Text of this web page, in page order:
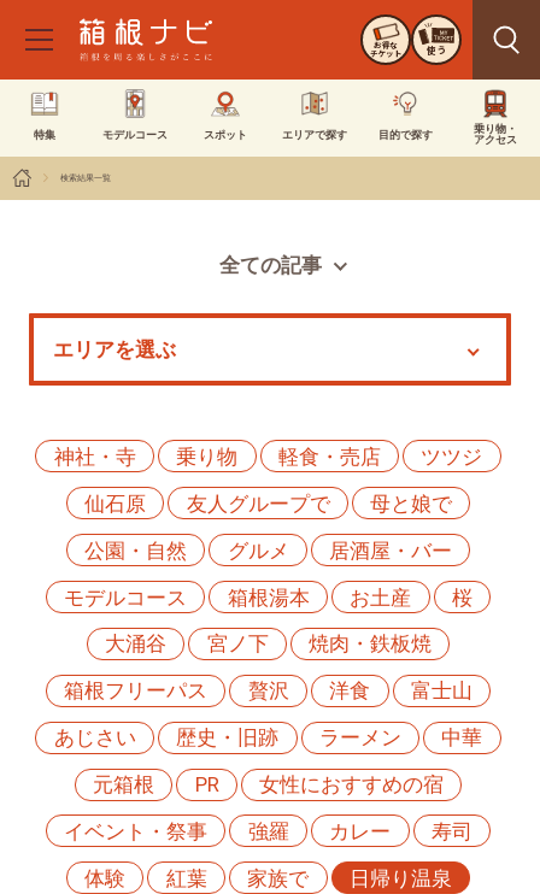
お得な
チケット 使う
特集 モデルコース スポット エリアで探す 目的で探す
乗り物・
アクセス
検索結果一覧
全ての記事
特集
神社・寺
乗り物 軽食・売店
ツツジ
仙石原
友人グループで
母と娘で
公園・自然
グルメ
居酒屋・バー
モデルコース
箱根湯本 お土産
桜
大涌谷
宮ノ下
焼肉・鉄板焼
箱根フリーパス
贅沢 洋食
富士山
あじさい
歴史・旧跡 ラーメン
中華
元箱根
PR
女性におすすめの宿
イベント・祭事
強羅 カレー
寿司
体験
紅葉 家族で
日帰り温泉